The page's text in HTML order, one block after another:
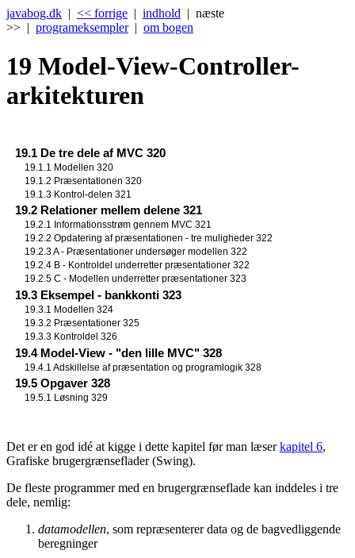
javabog.dk | << forrige | indhold | næste
>> | programeksempler| om bogen
19 Model-View-Controller-
arkitekturen
19.1 De tre dele af MVC 320
19.1.1 Modellen 320
19.1.2 Præsentationen 320
19.1.3 Kontrol-delen 321
19.2 Relationer mellem delene 321
19.2.1 Informationsstrøm gennem MVC 321
19.2.2 Opdatering af præsentationen - tre muligheder 322
19.2.3 A - Præsentationer undersøger modellen 322
19.2.4 B - Kontroldel underretter præsentationer 322
19.2.5 C - Modellen underretter præsentationer 323
19.3 Eksempel - bankkonti 323
19.3.1 Modellen 324
19.3.2 Præsentationer 325
19.3.3 Kontroldel 326
19.4 Model-View - "den lille MVC" 328
19.4.1 Adskillelse af præsentation og programlogik 328
19.5 Opgaver 328
19.5.1 Løsning 329
Det er en god idé at kigge i dette kapitel før man læserkapitel 6,
Grafiske brugergrænseflader (Swing).
De fleste programmer med en brugergrænseflade kan inddeles i tre
dele, nemlig:
datamodellen, som repræsenterer data og de bagvedliggende
beregninger